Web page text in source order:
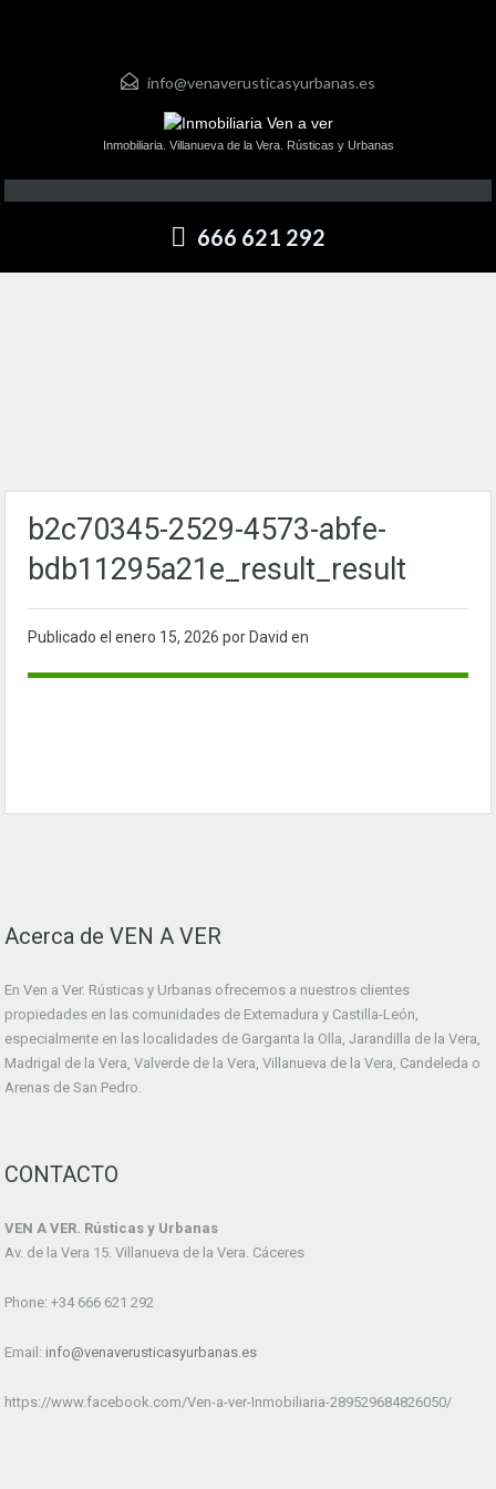
info@venaverusticasyurbanas.es
Inmobiliaria. Villanueva de la Vera. Rústicas y Urbanas
666 621 292
b2c70345-2529-4573-abfe-
bdb11295a21e_result_result
Publicado el enero 15, 2026 por David en
Acerca de VEN A VER
En Ven a Ver. Rústicas y Urbanas ofrecemos a nuestros clientes
propiedades en las comunidades de Extemadura y Castilla-León,
especialmente en las localidades de Garganta la Olla, Jarandilla de la Vera,
Madrigal de la Vera, Valverde de la Vera, Villanueva de la Vera, Candeleda o
Arenas de San Pedro.
CONTACTO
VEN A VER. Rústicas y Urbanas
Av. de la Vera 15. Villanueva de la Vera. Cáceres
Phone: +34 666 621 292
Email: info@venaverusticasyurbanas.es
https://www.facebook.com/Ven-a-ver-Inmobiliaria-289529684826050/